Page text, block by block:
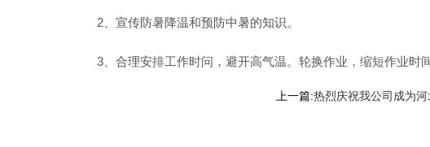
2、宣传防暑降温和预防中暑的知识。
3、合理安排工作时问，避开高气温。轮换作业，缩短作业时
上一篇:热烈庆祝我公司成为